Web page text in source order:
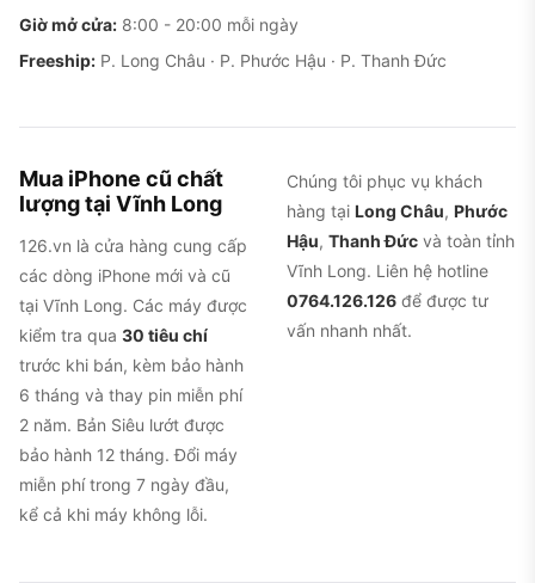
Giờ mở cửa: 8:00 - 20:00 mỗi ngày
Freeship: P. Long Châu · P. Phước Hậu · P. Thanh Đức
Mua iPhone cũ chất
lượng tại Vĩnh Long
126.vn là cửa hàng cung cấp
các dòng iPhone mới và cũ
tại Vĩnh Long. Các máy được
kiểm tra qua 30 tiêu chí
trước khi bán, kèm bảo hành
6 tháng và thay pin miễn phí
2 năm. Bản Siêu lướt được
bảo hành 12 tháng. Đổi máy
miễn phí trong 7 ngày đầu,
kể cả khi máy không lỗi.
Chúng tôi phục vụ khách
hàng tại Long Châu, Phước
Hậu, Thanh Đức và toàn tỉnh
Vĩnh Long. Liên hệ hotline
0764.126.126 để được tư
vấn nhanh nhất.